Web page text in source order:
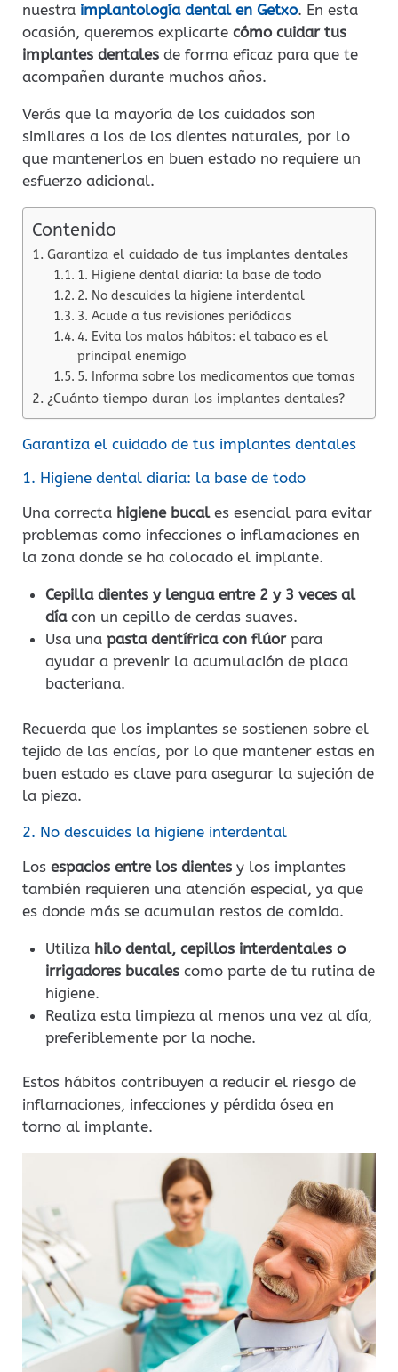
nuestra implantología dental en Getxo. En esta
ocasión, queremos explicarte cómo cuidar tus
implantes dentales de forma eficaz para que te
acompañen durante muchos años.
Verás que la mayoría de los cuidados son
similares a los de los dientes naturales, por lo
que mantenerlos en buen estado no requiere un
esfuerzo adicional.
Contenido
Garantiza el cuidado de tus implantes dentales
1. Higiene dental diaria: la base de todo
2. No descuides la higiene interdental
3. Acude a tus revisiones periódicas
4. Evita los malos hábitos: el tabaco es el
principal enemigo
5. Informa sobre los medicamentos que tomas
¿Cuánto tiempo duran los implantes dentales?
Garantiza el cuidado de tus implantes dentales
1. Higiene dental diaria: la base de todo
Una correcta higiene bucales esencial para evitar
problemas como infecciones o inflamaciones en
la zona donde se ha colocado el implante.
Cepilla dientes y lengua entre 2 y 3 veces al
díacon un cepillo de cerdas suaves.
Usa una pasta dentífrica con flúorpara
ayudar a prevenir la acumulación de placa
bacteriana.
Recuerda que los implantes se sostienen sobre el
tejido de las encías, por lo que mantener estas en
buen estado es clave para asegurar la sujeción de
la pieza.
2. No descuides la higiene interdental
Los espacios entre los dientes y los implantes
también requieren una atención especial, ya que
es donde más se acumulan restos de comida.
Utiliza hilo dental, cepillos interdentales o
irrigadores bucalescomo parte de tu rutina de
higiene.
Realiza esta limpieza al menos una vez al día,
preferiblemente por la noche.
Estos hábitos contribuyen a reducir el riesgo de
inflamaciones, infecciones y pérdida ósea en
torno al implante.